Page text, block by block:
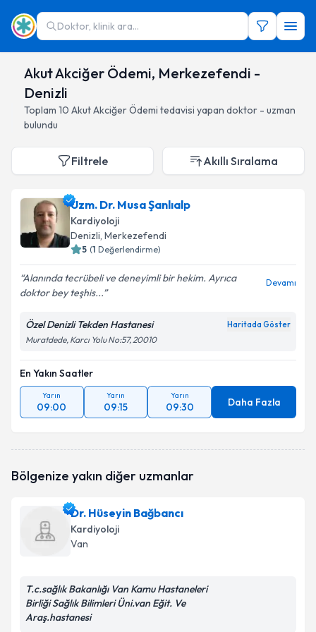
Doktor, klinik ara...
Akut Akciğer Ödemi, Merkezefendi -
Denizli
Toplam 10 Akut Akciğer Ödemi tedavisi yapan doktor - uzman
bulundu
Filtrele Akıllı Sıralama
Uzm. Dr. Musa Şanlıalp
Kardiyoloji
Denizli, Merkezefendi
5 (1 Değerlendirme)
Alanında tecrübeli ve deneyimli bir hekim. Ayrıca
doktor bey teşhis...
Devamı
Özel Denizli Tekden Hastanesi Haritada Göster
Muratdede, Karcı Yolu No:57, 20010
En Yakın Saatler
Yarın
09:00
Yarın
09:15
Yarın
09:30 Daha Fazla
Bölgenize yakın diğer uzmanlar
Dr. Hüseyin Bağbancı
Kardiyoloji
Van
T.c.sağlık Bakanlığı Van Kamu Hastaneleri
Birliği Sağlık Bilimleri Üni.van Eğit. Ve
Araş.hastanesi